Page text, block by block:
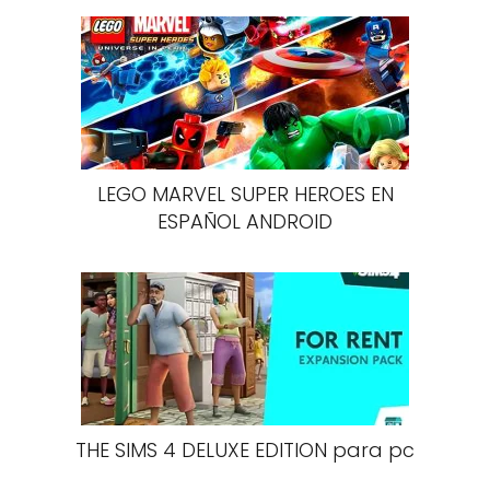
LEGO MARVEL SUPER HEROES EN
ESPAÑOL ANDROID
THE SIMS 4 DELUXE EDITION para pc